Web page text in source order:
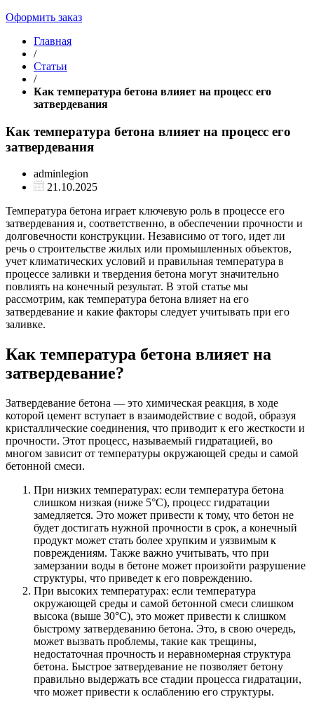
Оформить заказ
Главная
/
Статьи
/
Как температура бетона влияет на процесс его
затвердевания
Как температура бетона влияет на процесс его
затвердевания
adminlegion
21.10.2025
Температура бетона играет ключевую роль в процессе его
затвердевания и, соответственно, в обеспечении прочности и
долговечности конструкции. Независимо от того, идет ли
речь о строительстве жилых или промышленных объектов,
учет климатических условий и правильная температура в
процессе заливки и твердения бетона могут значительно
повлиять на конечный результат. В этой статье мы
рассмотрим, как температура бетона влияет на его
затвердевание и какие факторы следует учитывать при его
заливке.
Как температура бетона влияет на
затвердевание?
Затвердевание бетона — это химическая реакция, в ходе
которой цемент вступает в взаимодействие с водой, образуя
кристаллические соединения, что приводит к его жесткости и
прочности. Этот процесс, называемый гидратацией, во
многом зависит от температуры окружающей среды и самой
бетонной смеси.
При низких температурах: если температура бетона
слишком низкая (ниже 5°C), процесс гидратации
замедляется. Это может привести к тому, что бетон не
будет достигать нужной прочности в срок, а конечный
продукт может стать более хрупким и уязвимым к
повреждениям. Также важно учитывать, что при
замерзании воды в бетоне может произойти разрушение
структуры, что приведет к его повреждению.
При высоких температурах: если температура
окружающей среды и самой бетонной смеси слишком
высока (выше 30°C), это может привести к слишком
быстрому затвердеванию бетона. Это, в свою очередь,
может вызвать проблемы, такие как трещины,
недостаточная прочность и неравномерная структура
бетона. Быстрое затвердевание не позволяет бетону
правильно выдержать все стадии процесса гидратации,
что может привести к ослаблению его структуры.